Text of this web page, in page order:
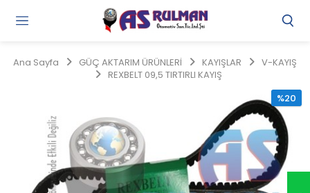
Ana Sayfa GÜÇ AKTARIM ÜRÜNLERİ KAYIŞLAR
V-KAYIŞ
REXBELT 09,5 TIRTIRLI KAYIŞ
%20